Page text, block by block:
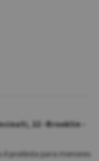
12 - Brooklin -
é proibida para menores